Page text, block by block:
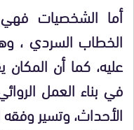
أما الشخصيات
الخطاب السردي ،
عليه، كما أن
في بناء العمل
الأحداث، وتسير